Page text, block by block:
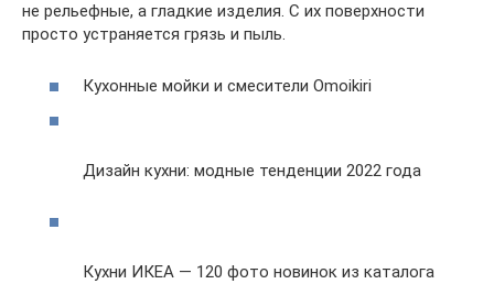
не рельефные, а гладкие изделия. С их поверхности
просто устраняется грязь и пыль.
Кухонные мойки и смесители Omoikiri
Дизайн кухни: модные тенденции 2022 года
Кухни ИКЕА — 120 фото новинок из каталога